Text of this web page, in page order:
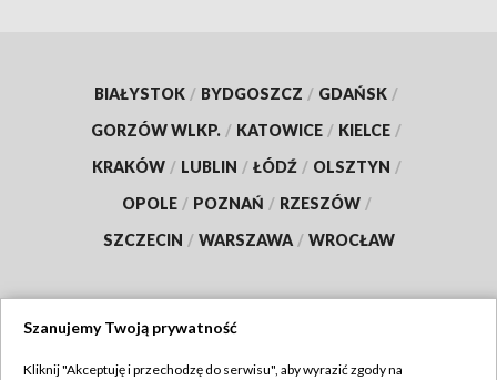
BIAŁYSTOK / BYDGOSZCZ / GDAŃSK /
GORZÓW WLKP. / KATOWICE / KIELCE /
KRAKÓW / LUBLIN / ŁÓDŹ / OLSZTYN /
OPOLE / POZNAŃ / RZESZÓW /
SZCZECIN / WARSZAWA / WROCŁAW
Szanujemy Twoją prywatność
Kliknij "Akceptuję i przechodzę do serwisu", aby wyrazić zgody na